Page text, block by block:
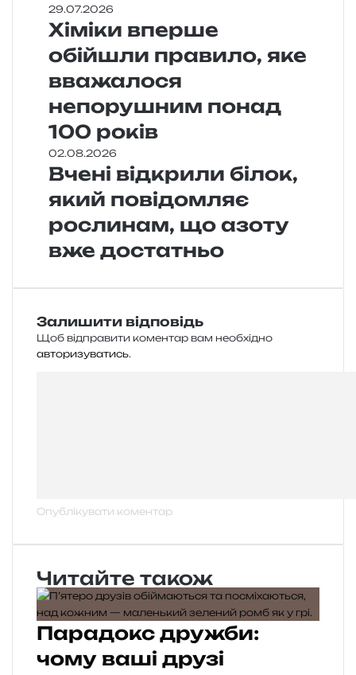
29.07.2026
Хіміки вперше
обійшли правило, яке
вважалося
непорушним понад
100 років
02.08.2026
Вчені відкрили білок,
який повідомляє
рослинам, що азоту
вже достатньо
Залишити відповідь
Щоб відправити коментар вам необхідно
авторизуватись.
Читайте також
Парадокс дружби:
чому ваші друзі